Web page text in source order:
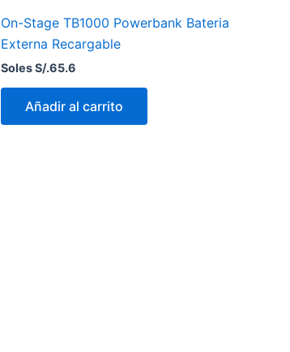
On-Stage TB1000 Powerbank Bateria
Externa Recargable
Soles S/.65.6
Añadir al carrito